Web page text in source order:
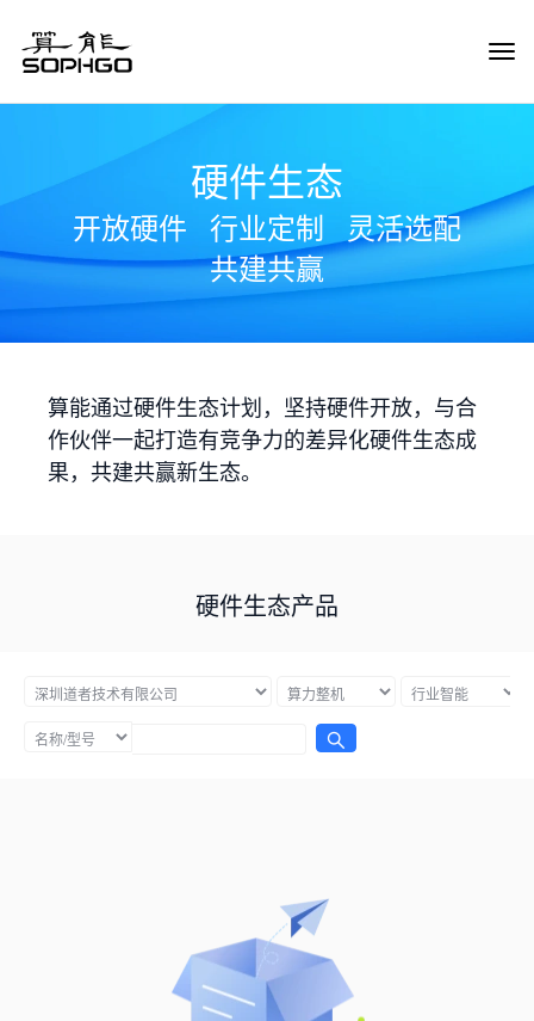
硬件生态
开放硬件 行业定制
灵活选配
共建共赢
算能通过硬件生态计划，坚持硬件开放，与合
作伙伴一起打造有竞争力的差异化硬件生态成
果，共建共赢新生态。
硬件生态产品